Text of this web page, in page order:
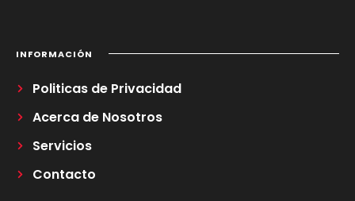
INFORMACIÓN
Politicas de Privacidad
Acerca de Nosotros
Servicios
Contacto